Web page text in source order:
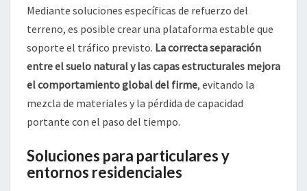
Mediante soluciones específicas de refuerzo del
terreno, es posible crear una plataforma estable que
soporte el tráfico previsto. La correcta separación
entre el suelo natural y las capas estructurales mejora
el comportamiento global del firme, evitando la
mezcla de materiales y la pérdida de capacidad
portante con el paso del tiempo.
Soluciones para particulares y
entornos residenciales